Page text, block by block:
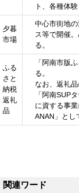
ト、各種体
夕暮
市場
中心市街地
ス等で開催
る。
ふる
さと
納税
返礼
品
「阿南市版
る。
なお、返礼
「阿南SUP
に資する事
ANAN」とし
関連ワード